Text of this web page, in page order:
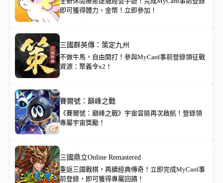
即可獲得體力、金幣！立即參加！
三國群英傳：策定九州
不做牛馬，自由開打！參與MyCard事前登錄領征戰
資源：聚義令x2！
賽爾號：巔峰之戰
《賽爾號：巔峰之戰》宇宙冒險再次啟航！登錄領
專屬宇宙獎勵！
三國鼎立Online Remastered
重返三國戰棋，再續經典傳奇！立即完成MyCard事
前登錄，即可獲得專屬回饋！